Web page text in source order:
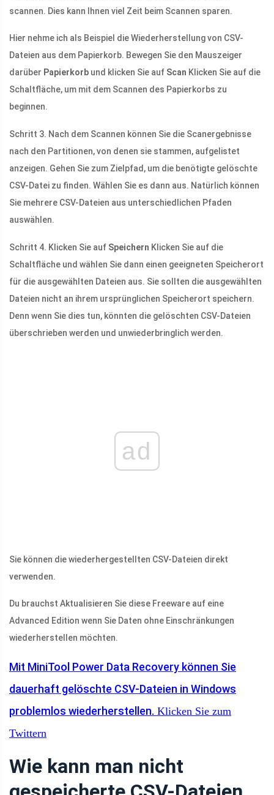
scannen. Dies kann Ihnen viel Zeit beim Scannen sparen.
Hier nehme ich als Beispiel die Wiederherstellung von CSV-
Dateien aus dem Papierkorb. Bewegen Sie den Mauszeiger
darüber Papierkorb und klicken Sie auf Scan Klicken Sie auf die
Schaltfläche, um mit dem Scannen des Papierkorbs zu
beginnen.
Schritt 3. Nach dem Scannen können Sie die Scanergebnisse
nach den Partitionen, von denen sie stammen, aufgelistet
anzeigen. Gehen Sie zum Zielpfad, um die benötigte gelöschte
CSV-Datei zu finden. Wählen Sie es dann aus. Natürlich können
Sie mehrere CSV-Dateien aus unterschiedlichen Pfaden
auswählen.
Schritt 4. Klicken Sie auf Speichern Klicken Sie auf die
Schaltfläche und wählen Sie dann einen geeigneten Speicherort
für die ausgewählten Dateien aus. Sie sollten die ausgewählten
Dateien nicht an ihrem ursprünglichen Speicherort speichern.
Denn wenn Sie dies tun, könnten die gelöschten CSV-Dateien
überschrieben werden und unwiederbringlich werden.
ad
Sie können die wiederhergestellten CSV-Dateien direkt
verwenden.
Du brauchst Aktualisieren Sie diese Freeware auf eine
Advanced Edition wenn Sie Daten ohne Einschränkungen
wiederherstellen möchten.
Mit MiniTool Power Data Recovery können Sie
dauerhaft gelöschte CSV-Dateien in Windows
problemlos wiederherstellen. Klicken Sie zum
Twittern
Wie kann man nicht